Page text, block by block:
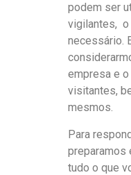
podem ser
vigilantes, o
necessário.
empresa e
visitantes,
mesmos.
Para
preparamos
tudo o que